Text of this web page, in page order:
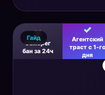
✕
Саморег
бан за 24ч
✓
Агентский
траст с 1-го
дня
Гайд